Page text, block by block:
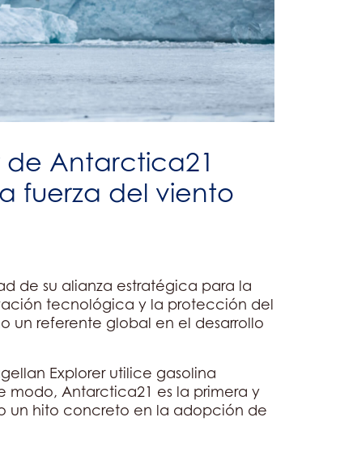
de Antarctica21
fuerza del viento
de su alianza estratégica para la
tecnológica y la protección del
un referente global en el desarrollo
Explorer utilice gasolina
modo, Antarctica21 es la primera y
un hito concreto en la adopción de